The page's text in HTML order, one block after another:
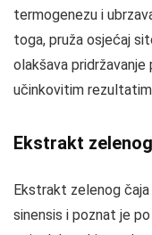
termogenezu i
toga, pruža osjećaj
olakšava pridržavanje
učinkovitim
Ekstrakt
Ekstrakt zelenog
sinensis i poznat je